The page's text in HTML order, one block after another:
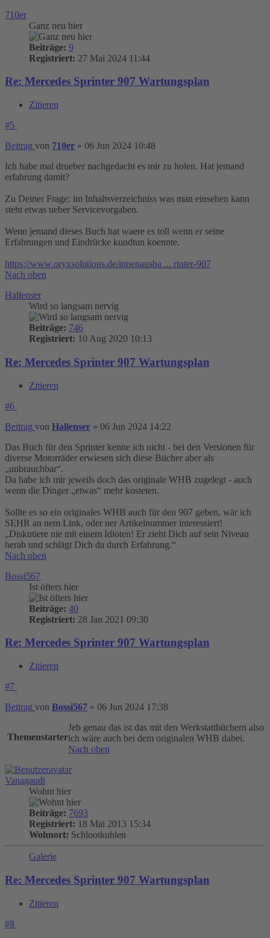
710er
Ganz neu hier
Beiträge: 9
Registriert: 27 Mai 2024 11:44
Re: Mercedes Sprinter 907 Wartungsplan
Zitieren
#5
Beitrag von 710er » 06 Jun 2024 10:48
Ich habe mal drueber nachgedacht es mir zu holen. Hat jemand
erfahrung damit?
Zu Deiner Frage: im Inhaltsverzeichniss was man einsehen kann
steht etwas ueber Servicevorgaben.
Wenn jemand dieses Buch hat waere es toll wenn er seine
Erfahrungen und Eindrücke kundtun koennte.
https://www.oryxsolutions.de/innenausba ... rinter-907
Nach oben
Hallenser
Wird so langsam nervig
Beiträge: 746
Registriert: 10 Aug 2020 10:13
Re: Mercedes Sprinter 907 Wartungsplan
Zitieren
#6
Beitrag von Hallenser » 06 Jun 2024 14:22
Das Buch für den Sprinter kenne ich nicht - bei den Versionen für
diverse Motorräder erwiesen sich diese Bücher aber als
„unbrauchbar“.
Da habe ich mir jeweils doch das originale WHB zugelegt - auch
wenn die Dinger „etwas“ mehr kosteten.
Sollte es so ein originales WHB auch für den 907 geben, wär ich
SEHR an nem Link, oder ner Artikelnummer interessiert!
„Diskutiere nie mit einem Idioten! Er zieht Dich auf sein Niveau
herab und schlägt Dich da durch Erfahrung.“
Nach oben
Bossi567
Ist öfters hier
Beiträge: 40
Registriert: 28 Jan 2021 09:30
Re: Mercedes Sprinter 907 Wartungsplan
Zitieren
#7
Beitrag von Bossi567 » 06 Jun 2024 17:38
Themenstarter
Jeb genau das ist das mit den Werkstattbüchern also
ich wäre auch bei dem originalen WHB dabei.
Nach oben
Vanagaudi
Wohnt hier
Beiträge: 7693
Registriert: 18 Mai 2013 15:34
Wohnort: Schlootkuhlen
Galerie
Re: Mercedes Sprinter 907 Wartungsplan
Zitieren
#8